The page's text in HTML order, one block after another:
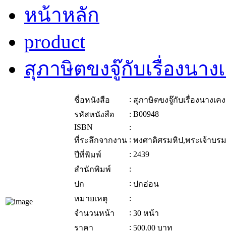
หน้าหลัก
product
สุภาษิตขงจู๊กับเรื่องนาง
ชื่อหนังสือ : สุภาษิตขงจู๊กับเรื่องนางเค
รหัสหนังสือ
: B00948
ISBN
:
ที่ระลึกจากงาน : พงศาดิศรมหิป,พระเจ้าบร
ปีที่พิมพ์
: 2439
สำนักพิมพ์
:
ปก
: ปกอ่อน
หมายเหตุ
:
จำนวนหน้า
: 30 หน้า
ราคา
: 500.00 บาท